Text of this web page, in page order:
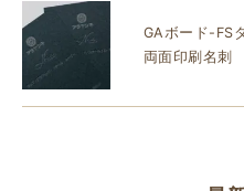
GAボード-FS
両面印刷名刺